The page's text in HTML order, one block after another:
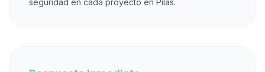
seguridad en cada proyecto en Pilas.